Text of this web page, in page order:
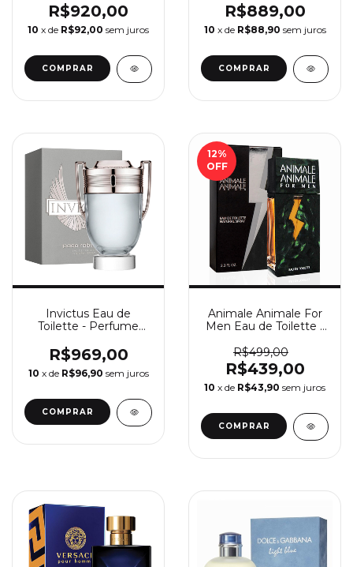
Herrera
R$920,00
10 x de R$92,00 sem juros
COMPRAR
Herrera
R$889,00
10 x de R$88,90 sem juros
COMPRAR
Invictus Eau de
Toilette - Perfume
Rabanne
R$969,00
10 x de R$96,90 sem juros
COMPRAR
12%
OFF
Animale Animale For
Men Eau de Toilette -
Animale
R$499,00
R$439,00
10 x de R$43,90 sem juros
COMPRAR